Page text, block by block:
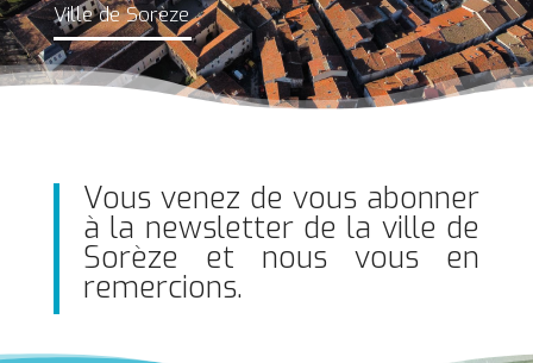
Ville de Sorèze
Vous venez de vous abonner
à la newsletter de la ville de
Sorèze et nous vous en
remercions.